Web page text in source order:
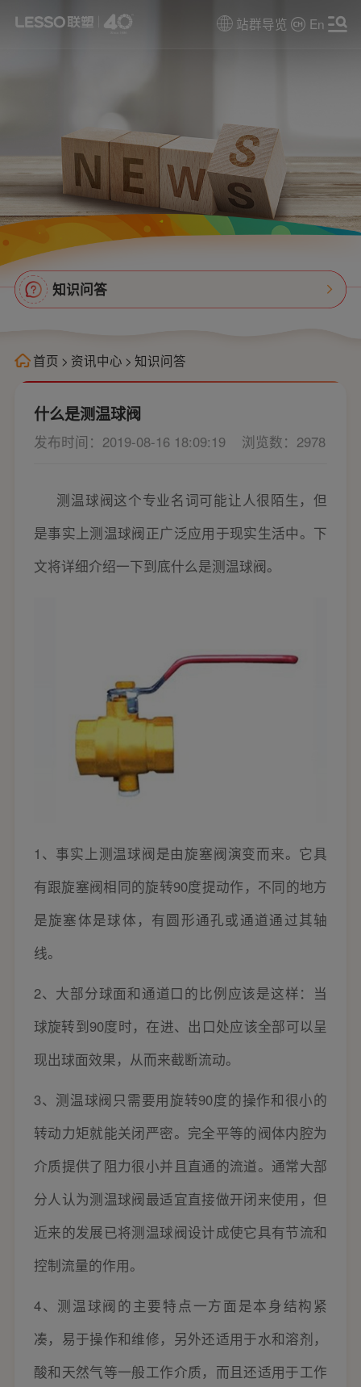
站群导览 En
知识问答
首页 > 资讯中心 > 知识问答
什么是测温球阀
发布时间：2019-08-16 18:09:19 浏览数：2978
测温球阀这个专业名词可能让人很陌生，但
是事实上测温球阀正广泛应用于现实生活中。下
文将详细介绍一下到底什么是测温球阀。
1、事实上测温球阀是由旋塞阀演变而来。它具
有跟旋塞阀相同的旋转90度提动作，不同的地方
是旋塞体是球体，有圆形通孔或通道通过其轴
线。
2、大部分球面和通道口的比例应该是这样：当
球旋转到90度时，在进、出口处应该全部可以呈
现出球面效果，从而来截断流动。
3、测温球阀只需要用旋转90度的操作和很小的
转动力矩就能关闭严密。完全平等的阀体内腔为
介质提供了阻力很小并且直通的流道。通常大部
分人认为测温球阀最适宜直接做开闭来使用，但
近来的发展已将测温球阀设计成使它具有节流和
控制流量的作用。
4、测温球阀的主要特点一方面是本身结构紧
凑，易于操作和维修，另外还适用于水和溶剂，
酸和天然气等一般工作介质，而且还适用于工作